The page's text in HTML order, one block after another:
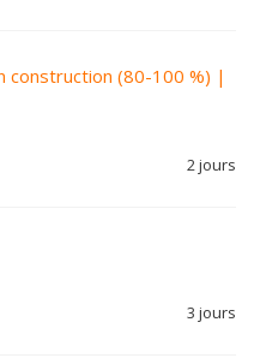
construction (80-100 %) |
2 jours
3 jours